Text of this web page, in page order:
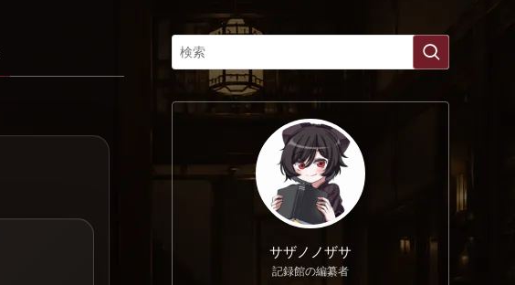
サザノノザサ
記録館の編纂者